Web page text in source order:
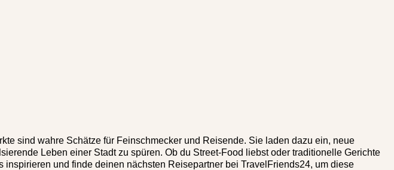
sind wahre Schätze für Feinschmecker und Reisende. Sie laden dazu ein, neue
Leben einer Stadt zu spüren. Ob du Street-Food liebst oder traditionelle Gerichte
und finde deinen nächsten Reisepartner bei TravelFriends24, um diese